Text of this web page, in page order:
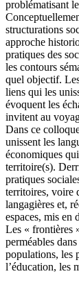
problématisant
structurations
approche
pratiques des
les contours
quel objectif.
liens qui les
évoquent les
invitent au
Dans ce
unissent les
économiques
territoire(s).
pratiques
territoires, voire
langagières et,
espaces, mis en
Les « frontières
perméables
populations, les
l’éducation, les